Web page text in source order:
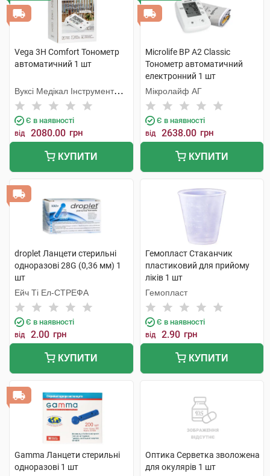
Vega 3H Comfort Тонометр
автоматичний 1 шт
Вуксі Медікал Інструмент
Фекторі
Є в наявності
від 2080.00 грн
КУПИТИ
Microlife BP A2 Classic
Тонометр автоматичний
електронний 1 шт
Мікролайф AГ
Є в наявності
від 2638.00 грн
КУПИТИ
droplet Ланцети стерильні
одноразові 28G (0,36 мм) 1
шт
Ейч Ті Ел-СТРЕФА
Є в наявності
від 2.00 грн
КУПИТИ
Гемопласт Стаканчик
пластиковий для прийому
ліків 1 шт
Гемопласт
Є в наявності
від 2.90 грн
КУПИТИ
Gamma Ланцети стерильні
одноразові 1 шт
Оптика Серветка зволожена
для окулярів 1 шт